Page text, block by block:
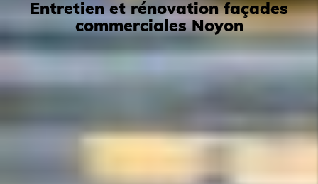
Entretien et rénovation façades
commerciales Noyon